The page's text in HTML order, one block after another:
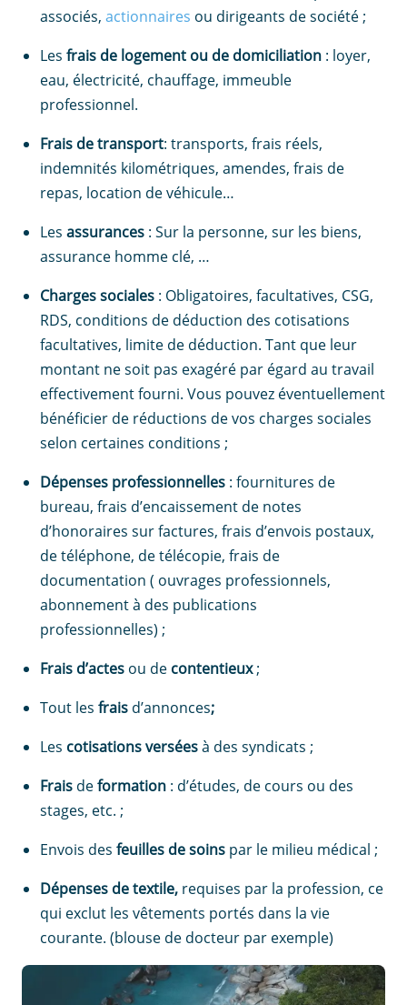
associés, actionnaires ou dirigeants de société ;
Les frais de logement ou de domiciliation : loyer,
eau, électricité, chauffage, immeuble
professionnel.
Frais de transport: transports, frais réels,
indemnités kilométriques, amendes, frais de
repas, location de véhicule…
Les assurances : Sur la personne, sur les biens,
assurance homme clé, …
Charges sociales : Obligatoires, facultatives, CSG,
RDS, conditions de déduction des cotisations
facultatives, limite de déduction. Tant que leur
montant ne soit pas exagéré par égard au travail
effectivement fourni. Vous pouvez éventuellement
bénéficier de réductions de vos charges sociales
selon certaines conditions ;
Dépenses professionnelles : fournitures de
bureau, frais d’encaissement de notes
d’honoraires sur factures, frais d’envois postaux,
de téléphone, de télécopie, frais de
documentation ( ouvrages professionnels,
abonnement à des publications
professionnelles) ;
Frais d’actes ou de contentieux;
Tout les frais d’annonces;
Les cotisations verséesà des syndicats ;
Frais deformation : d’études, de cours ou des
stages, etc. ;
Envois des feuilles de soins par le milieu médical ;
Dépenses de textile, requises par la profession, ce
qui exclut les vêtements portés dans la vie
courante. (blouse de docteur par exemple)